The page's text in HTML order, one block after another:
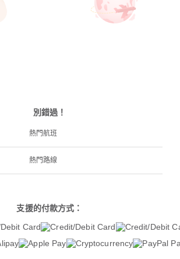
別錯過！
熱門航班
熱門路線
支援的付款方式：